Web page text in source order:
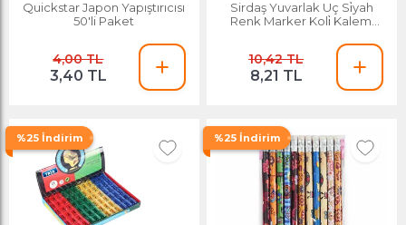
Quickstar Japon Yapıştırıcısı
50'li Paket
4,00 TL
3,40 TL
Sirdaş Yuvarlak Uç Si̇yah
Renk Marker Koli̇ Kalemi̇
10,42 TL
8,21 TL
%25 İndirim %25 İndirim